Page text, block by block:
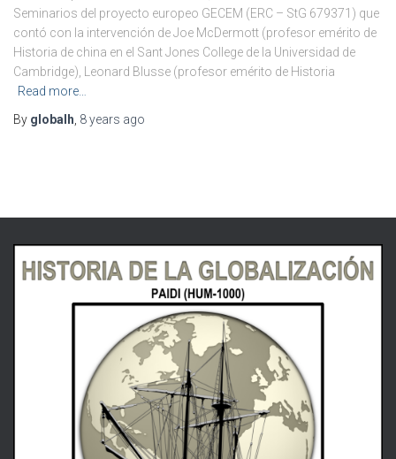
Seminarios del proyecto europeo GECEM (ERC – StG 679371) que
contó con la intervención de Joe McDermott (profesor emérito de
Historia de china en el Sant Jones College de la Universidad de
Cambridge), Leonard Blusse (profesor emérito de Historia
Read more…
By globalh, 8 years ago